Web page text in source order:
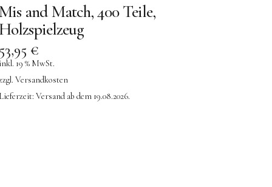
and Match, 400 Teile,
53,95 €
inkl. 19 % MwSt.
Versandkosten
Lieferzeit: Versand ab dem 19.08.2026.